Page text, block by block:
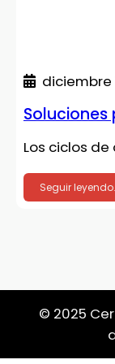
diciembre
Los ciclos
Seguir
© 2025